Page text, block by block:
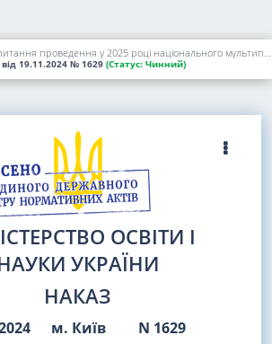
Деякі питання проведення у 2025 році національного мультипредметного тесту
від 19.11.2024 № 1629 (Статус: Чинний)
ОСВІТИ І
УКРАЇНИ
НАКАЗ
м. Київ N 1629